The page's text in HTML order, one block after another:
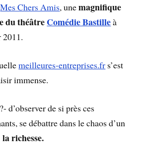
Mes Chers Amis, unemagnifique
du théâtreComédie Bastilleà
meilleures-entreprises.fr s’est
immense.
d’observer de si près ces
se débattre dans le chaos d’un
la richesse.